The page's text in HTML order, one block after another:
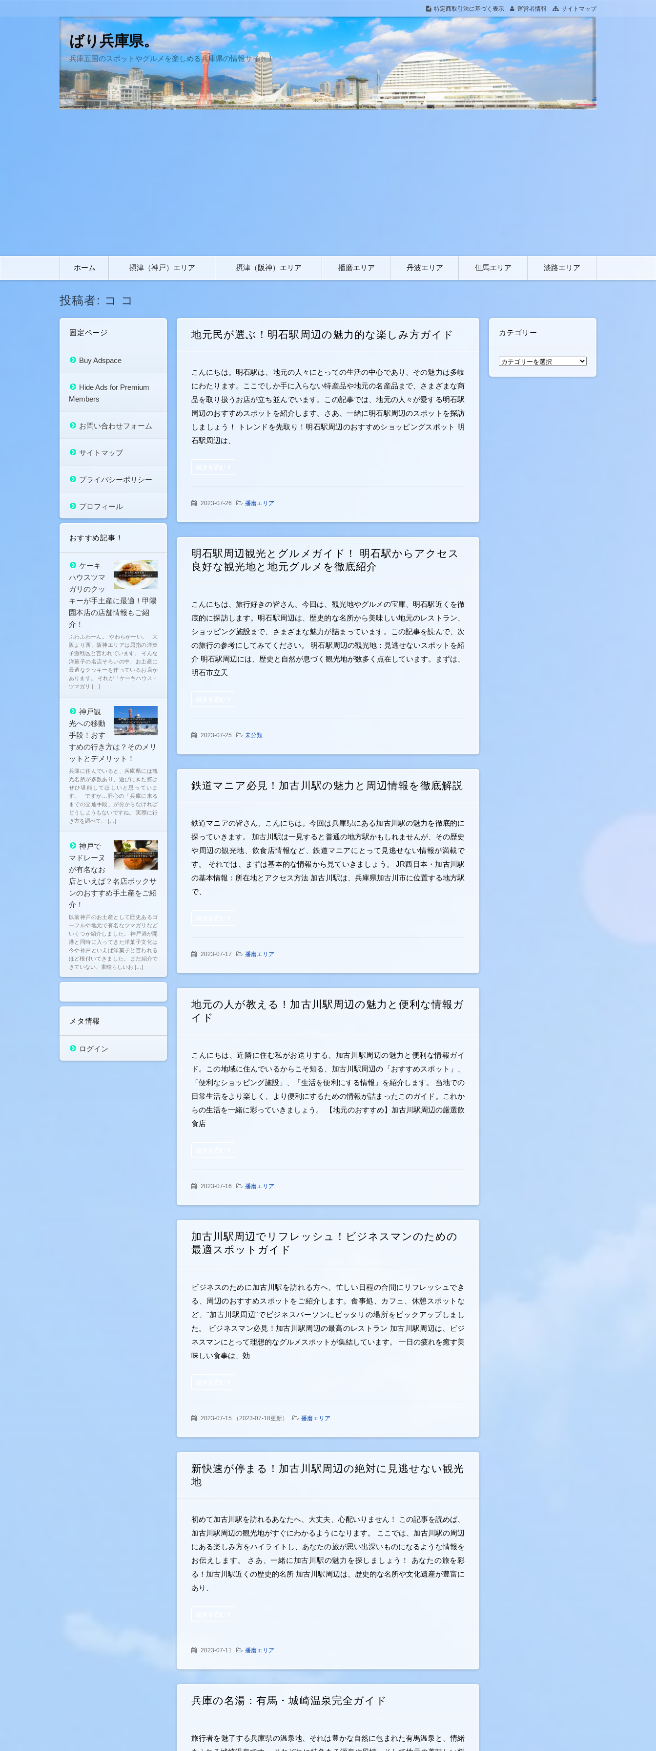
特定商取引法に基づく表示 運営者情報 サイトマップ
ばり兵庫県。
兵庫五国のスポットやグルメを楽しめる兵庫県の情報サイト！
ホーム 摂津（神戸）エリア 摂津（阪神）エリア 播磨エリア 丹波エリア 但馬エリア 淡路エリア
投稿者: コ コ
地元民が選ぶ！明石駅周辺の魅力的な楽しみ方ガイド
こんにちは。明石駅は、地元の人々にとっての生活の中心であり、その魅力は多岐
にわたります。ここでしか手に入らない特産品や地元の名産品まで、さまざまな商
品を取り扱うお店が立ち並んでいます。この記事では、地元の人々が愛する明石駅
周辺のおすすめスポットを紹介します。さあ、一緒に明石駅周辺のスポットを探訪
しましょう！ トレンドを先取り！明石駅周辺のおすすめショッピングスポット 明
石駅周辺は、
2023-07-26 播磨エリア
明石駅周辺観光とグルメガイド！ 明石駅からアクセス
良好な観光地と地元グルメを徹底紹介
こんにちは、旅行好きの皆さん。今回は、観光地やグルメの宝庫、明石駅近くを徹
底的に探訪します。明石駅周辺は、歴史的な名所から美味しい地元のレストラン、
ショッピング施設まで、さまざまな魅力が詰まっています。この記事を読んで、次
の旅行の参考にしてみてください。 明石駅周辺の観光地：見逃せないスポットを紹
介 明石駅周辺には、歴史と自然が息づく観光地が数多く点在しています。まずは、
明石市立天
2023-07-25 未分類
鉄道マニア必見！加古川駅の魅力と周辺情報を徹底解説
鉄道マニアの皆さん、こんにちは。今回は兵庫県にある加古川駅の魅力を徹底的に
探っていきます。 加古川駅は一見すると普通の地方駅かもしれませんが、その歴史
や周辺の観光地、飲食店情報など、鉄道マニアにとって見逃せない情報が満載で
す。 それでは、まずは基本的な情報から見ていきましょう。 JR西日本・加古川駅
の基本情報：所在地とアクセス方法 加古川駅は、兵庫県加古川市に位置する地方駅
で、
2023-07-17 播磨エリア
地元の人が教える！加古川駅周辺の魅力と便利な情報ガ
イド
こんにちは、近隣に住む私がお送りする、加古川駅周辺の魅力と便利な情報ガイ
ド。この地域に住んでいるからこそ知る、加古川駅周辺の「おすすめスポット」、
「便利なショッピング施設」、「生活を便利にする情報」を紹介します。 当地での
日常生活をより楽しく、より便利にするための情報が詰まったこのガイド。これか
らの生活を一緒に彩っていきましょう。 【地元のおすすめ】加古川駅周辺の厳選飲
食店
2023-07-16 播磨エリア
加古川駅周辺でリフレッシュ！ビジネスマンのための
最適スポットガイド
ビジネスのために加古川駅を訪れる方へ、忙しい日程の合間にリフレッシュでき
る、周辺のおすすめスポットをご紹介します。食事処、カフェ、休憩スポットな
ど、"加古川駅周辺"でビジネスパーソンにピッタリの場所をピックアップしまし
た。 ビジネスマン必見！加古川駅周辺の最高のレストラン 加古川駅周辺は、ビジ
ネスマンにとって理想的なグルメスポットが集結しています。 一日の疲れを癒す美
味しい食事は、効
2023-07-15 （2023-07-18更新） 播磨エリア
新快速が停まる！加古川駅周辺の絶対に見逃せない観光
地
初めて加古川駅を訪れるあなたへ、大丈夫、心配いりません！ この記事を読めば、
加古川駅周辺の観光地がすぐにわかるようになります。 ここでは、加古川駅の周辺
にある楽しみ方をハイライトし、あなたの旅が思い出深いものになるような情報を
お伝えします。 さあ、一緒に加古川駅の魅力を探しましょう！ あなたの旅を彩
る！加古川駅近くの歴史的名所 加古川駅周辺は、歴史的な名所や文化遺産が豊富に
あり、
2023-07-11 播磨エリア
兵庫の名湯：有馬・城崎温泉完全ガイド
旅行者を魅了する兵庫県の温泉地、それは豊かな自然に包まれた有馬温泉と、情緒
固定ページ
Buy Adspace
Hide Ads for Premium
Members
お問い合わせフォーム
サイトマップ
プライバシーポリシー
プロフィール
おすすめ記事！
ケーキ
ハウスツマ
ガリのクッ
キーが手土産に最適！甲陽
園本店の店舗情報もご紹
介！
ふわふわーん。 やわらかーい。 大
阪より西、阪神エリアは屈指の洋菓
子激戦区と言われています。 そんな
洋菓子の名店ぞろいの中、お土産に
最適なクッキーを作っているお店が
あります。 それが「ケーキハウス・
ツマガリ […]
神戸観
光への移動
手段！おす
すめの行き方は？そのメリ
ットとデメリット！
兵庫に住んでいると、兵庫県には観
光名所が多数あり、遊びにきた際は
ぜひ堪能してほしいと思っていま
す。 ですが…肝心の「兵庫に来る
までの交通手段」が分からなければ
どうしようもないですね。 実際に行
き方を調べて、 […]
神戸で
マドレーヌ
が有名なお
店といえば？名店ボックサ
ンのおすすめ手土産をご紹
介！
以前神戸のお土産として歴史あるゴ
ーフルや地元で有名なツマガリなど
いくつか紹介しました。 神戸港が開
港と同時に入ってきた洋菓子文化は
今や神戸といえば洋菓子と言われる
ほど根付いてきました。 まだ紹介で
きていない、素晴らしいお […]
メタ情報
ログイン
カテゴリー
カ